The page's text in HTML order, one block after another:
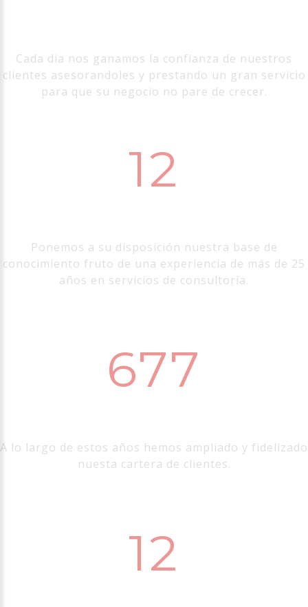
Cada dia nos ganamos la confianza de nuestros
clientes asesorandoles y prestando un gran servicio
para que su negocio no pare de crecer.
14
Ponemos a su disposición nuestra base de
conocimiento fruto de una experiencia de más de 25
años en servicios de consultoría.
793
A lo largo de estos años hemos ampliado y fidelizado
nuesta cartera de clientes.
14